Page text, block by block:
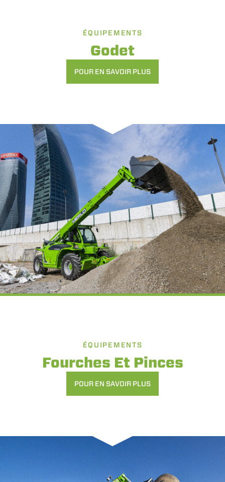
ÉQUIPEMENTS
Godet
POUR EN SAVOIR PLUS
ÉQUIPEMENTS
Fourches Et Pinces
POUR EN SAVOIR PLUS